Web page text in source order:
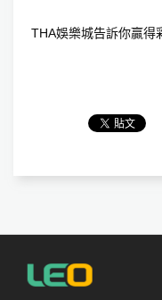
THA娛樂城告訴你贏得